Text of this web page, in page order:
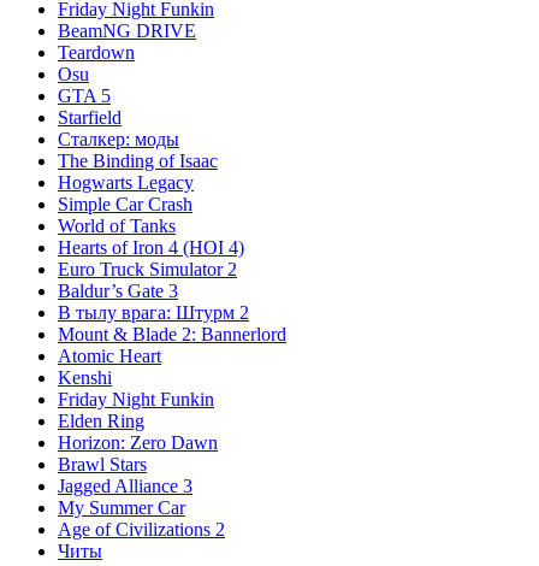
Friday Night Funkin
BeamNG DRIVE
Teardown
Osu
GTA 5
Starfield
Сталкер: моды
The Binding of Isaac
Hogwarts Legacy
Simple Car Crash
World of Tanks
Hearts of Iron 4 (HOI 4)
Euro Truck Simulator 2
Baldur’s Gate 3
В тылу врага: Штурм 2
Mount & Blade 2: Bannerlord
Atomic Heart
Kenshi
Friday Night Funkin
Elden Ring
Horizon: Zero Dawn
Brawl Stars
Jagged Alliance 3
My Summer Car
Age of Civilizations 2
Читы